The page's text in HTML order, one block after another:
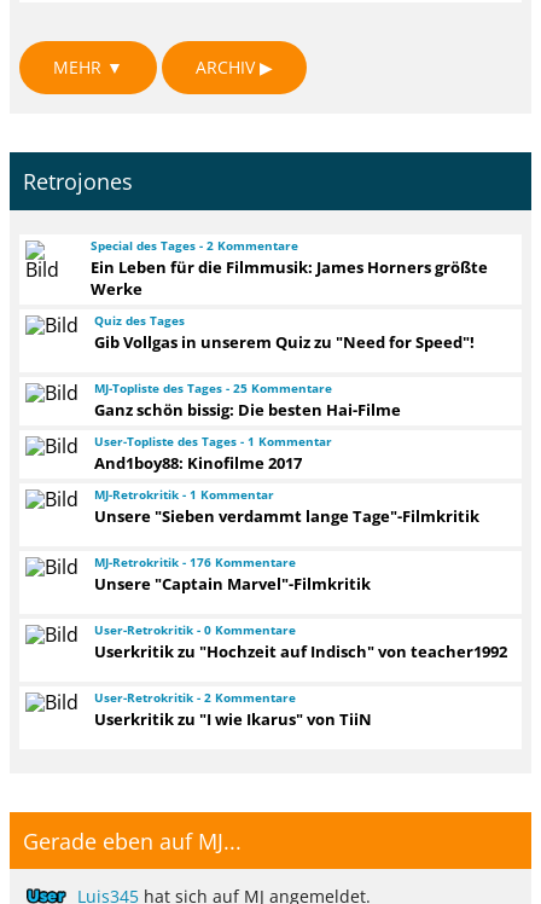
MEHR ▼ ARCHIV ▶
Retrojones
Special des Tages - 2 Kommentare
Ein Leben für die Filmmusik: James Horners größte
Werke
Quiz des Tages
Gib Vollgas in unserem Quiz zu "Need for Speed"!
MJ-Topliste des Tages - 25 Kommentare
Ganz schön bissig: Die besten Hai-Filme
User-Topliste des Tages - 1 Kommentar
And1boy88: Kinofilme 2017
MJ-Retrokritik - 1 Kommentar
Unsere "Sieben verdammt lange Tage"-Filmkritik
MJ-Retrokritik - 176 Kommentare
Unsere "Captain Marvel"-Filmkritik
User-Retrokritik - 0 Kommentare
Userkritik zu "Hochzeit auf Indisch" von teacher1992
User-Retrokritik - 2 Kommentare
Userkritik zu "I wie Ikarus" von TiiN
Gerade eben auf MJ...
Luis345 hat sich auf MJ angemeldet.